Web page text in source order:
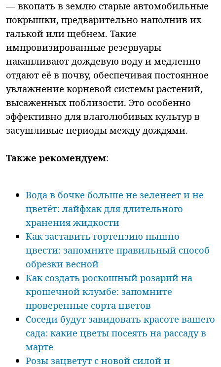
— вкопать в землю старые автомобильные
покрышки, предварительно наполнив их
галькой или щебнем. Такие
импровизированные резервуары
накапливают дождевую воду и медленно
отдают её в почву, обеспечивая постоянное
увлажнение корневой системы растений,
высаженных поблизости. Это особенно
эффективно для влаголюбивых культур в
засушливые периоды между дождями.
Также рекомендуем:
Вода в бочке больше не зеленеет и не
цветёт: лайфхак для длительного
хранения жидкости
Как заставить гортензию пышно
цвести: запомните правильный способ
обрезки весной
Как создать роскошный розарий на
крошечной клумбе: запомните
проверенные сорта цветов
Соседи будут завидовать красоте вашего
сада: какие цветы посеять на рассаду в
марте
Розы зацветут с новой силой и